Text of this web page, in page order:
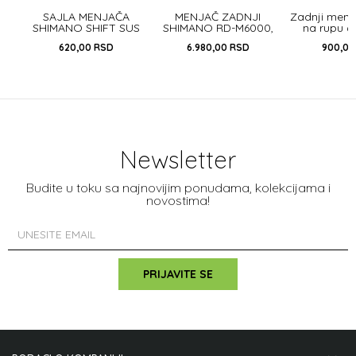
SAJLA MENJAČA
SHIMANO SHIFT SUS
CAP
620,00 RSD
MENJAČ ZADNJI
SHIMANO RD-M6000,
SHADOW PLUS
6.980,00 RSD
Zadnji
na rupu 6
Newsletter
Budite u toku sa najnovijim ponudama, kolekcijama i
novostima!
PRIJAVITE SE